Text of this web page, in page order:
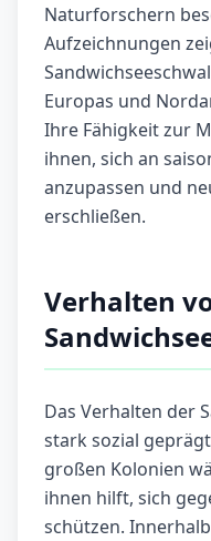
Naturforschern
Aufzeichnungen
Europas und
Ihre Fähigkeit zur
ihnen, sich an
anzupassen und
erschließen.
Verhalten
Das Verhalten der
stark sozial
großen Kolonien
ihnen hilft, sich
schützen.